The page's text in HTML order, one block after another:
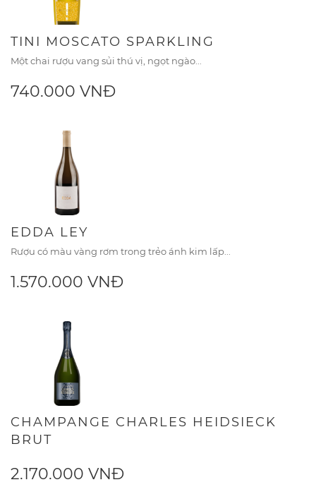
TINI MOSCATO SPARKLING
Một chai rượu vang sủi thú vị, ngọt ngào...
740.000 VNĐ
EDDA LEY
Rượu có màu vàng rơm trong trẻo ánh kim lấp...
1.570.000 VNĐ
CHAMPANGE CHARLES HEIDSIECK
BRUT
2.170.000 VNĐ